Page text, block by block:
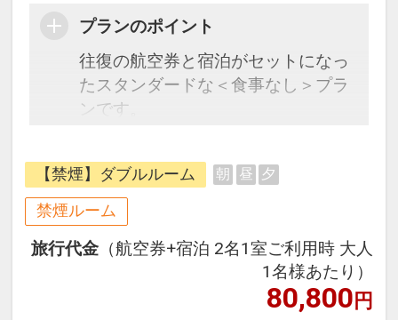
プランのポイント
往復の航空券と宿泊がセットになっ
たスタンダードな＜食事なし＞プラ
ンです。
できるダイナミックパッケージだか
ら、一都市滞在はもちろん周遊旅行
にも最適！
旅行期間中の1泊だけの宿泊や延
泊・飛び泊なども自由自在です。
フライトは、安心のJAL（または
JALグループ）確約！フライトマイ
【禁煙】ダブルルーム 朝 昼 夕
禁煙ルーム
旅行代金 （航空券+宿泊 2名1室ご利用時 大人
1名様あたり）
80,800円